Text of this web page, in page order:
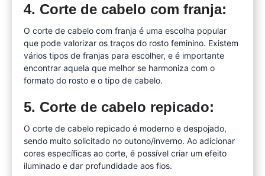
4. Corte de cabelo com franja:
O corte de cabelo com franja é uma escolha popular
que pode valorizar os traços do rosto feminino. Existem
vários tipos de franjas para escolher, e é importante
encontrar aquela que melhor se harmoniza com o
formato do rosto e o tipo de cabelo.
5. Corte de cabelo repicado:
O corte de cabelo repicado é moderno e despojado,
sendo muito solicitado no outono/inverno. Ao adicionar
cores específicas ao corte, é possível criar um efeito
iluminado e dar profundidade aos fios.